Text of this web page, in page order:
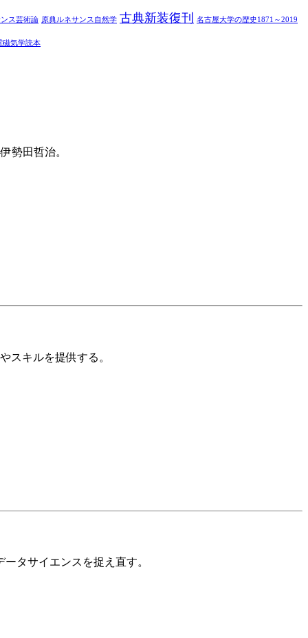
ス芸術論 原典ルネサンス自然学 古典新装復刊 名古屋大学の歴史1871～2019
磁気学読本
勢田哲治。
スキルを提供する。
タサイエンスを捉え直す。